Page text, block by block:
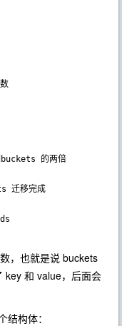
的两倍
迁移完成
，也就是说 buckets
key 和 value，后面会
构体：